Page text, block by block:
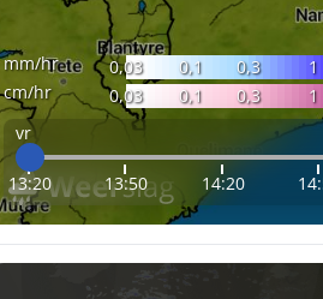
mm/hr 0,03 0,1 0,3 1
cm/hr
0,03 0,1 0,3 1
vr
13:20 13:50 14:20